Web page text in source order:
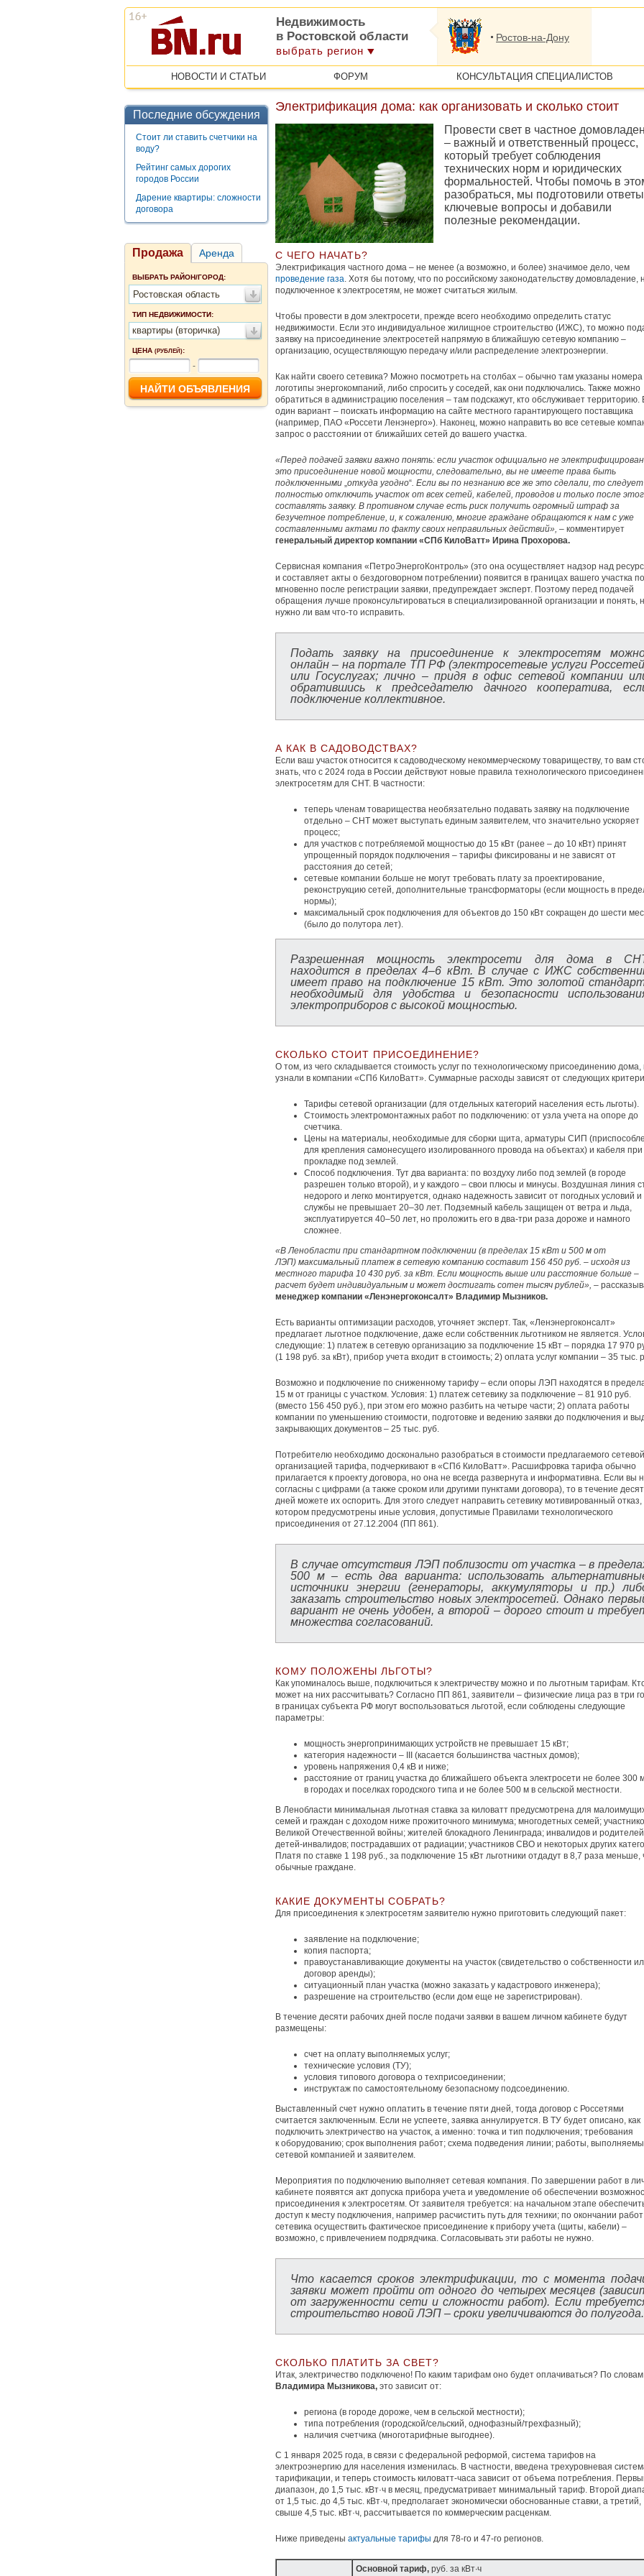
Недвижимость
в Ростовской области
выбрать регион
Ростов-на-Дону
НОВОСТИ И СТАТЬИ ФОРУМ КОНСУЛЬТАЦИЯ СПЕЦИАЛИСТОВ
Последние обсуждения
Стоит ли ставить счетчики на
воду?
Рейтинг самых дорогих
городов России
Дарение квартиры: сложности
договора
Продажа Аренда
ВЫБРАТЬ РАЙОН/ГОРОД:
Ростовская область
ТИП НЕДВИЖИМОСТИ:
квартиры (вторичка)
ЦЕНА (РУБЛЕЙ):
-
Электрификация дома: как организовать и сколько стоит
Провести свет в частное
– важный и ответственный процесс,
который требует соблюдения
технических норм и юридических
формальностей. Чтобы помочь в
разобраться, мы подготовили
ключевые вопросы и добавили
полезные рекомендации.
С ЧЕГО НАЧАТЬ?
Электрификация частного дома – не менее (а возможно, и более) значимое дело, чем
проведение газа. Хотя бы потому, что по российскому законодательству домовладение,
подключенное к электросетям, не может считаться жилым.
Чтобы провести в дом электросети, прежде всего необходимо определить статус
недвижимости. Если это индивидуальное жилищное строительство (ИЖС), то можно
заявку на присоединение электросетей напрямую в ближайшую сетевую компанию –
организацию, осуществляющую передачу и/или распределение электроэнергии.
Как найти своего сетевика? Можно посмотреть на столбах – обычно там указаны номера
логотипы энергокомпаний, либо спросить у соседей, как они подключались. Также можно
обратиться в администрацию поселения – там подскажут, кто обслуживает территорию.
один вариант – поискать информацию на сайте местного гарантирующего поставщика
(например, ПАО «Россети Ленэнерго»). Наконец, можно направить во все сетевые
запрос о расстоянии от ближайших сетей до вашего участка.
«Перед подачей заявки важно понять: если участок официально не
это присоединение новой мощности, следовательно, вы не имеете права быть
подключенными „откуда угодно“. Если вы по незнанию все же это сделали, то следует
полностью отключить участок от всех сетей, кабелей, проводов и только после
составлять заявку. В противном случае есть риск получить огромный штраф за
безучетное потребление, и, к сожалению, многие граждане обращаются к нам с уже
составленными актами по факту своих неправильных действий», – комментирует
генеральный директор компании «СПб КилоВатт» Ирина Прохорова.
Сервисная компания «ПетроЭнергоКонтроль» (это она осуществляет надзор над
и составляет акты о бездоговорном потреблении) появится в границах вашего участка
мгновенно после регистрации заявки, предупреждает эксперт. Поэтому перед подачей
обращения лучше проконсультироваться в специализированной организации и понять,
нужно ли вам что-то исправить.
Подать заявку на присоединение к электросетям
онлайн – на портале ТП РФ (электросетевые услуги
или Госуслугах; лично – придя в офис сетевой компании
обратившись к председателю дачного кооператива,
подключение коллективное.
А КАК В САДОВОДСТВАХ?
Если ваш участок относится к садоводческому некоммерческому товариществу, то вам
знать, что с 2024 года в России действуют новые правила технологического
электросетям для СНТ. В частности:
теперь членам товарищества необязательно подавать заявку на подключение
отдельно – СНТ может выступать единым заявителем, что значительно ускоряет
процесс;
для участков с потребляемой мощностью до 15 кВт (ранее – до 10 кВт) принят
упрощенный порядок подключения – тарифы фиксированы и не зависят от
расстояния до сетей;
сетевые компании больше не могут требовать плату за проектирование,
реконструкцию сетей, дополнительные трансформаторы (если мощность в
нормы);
максимальный срок подключения для объектов до 150 кВт сокращен до шести
(было до полутора лет).
Разрешенная мощность электросети для дома в
находится в пределах 4–6 кВт. В случае с ИЖС
имеет право на подключение 15 кВт. Это золотой
необходимый для удобства и безопасности
электроприборов с высокой мощностью.
СКОЛЬКО СТОИТ ПРИСОЕДИНЕНИЕ?
О том, из чего складывается стоимость услуг по технологическому присоединению
узнали в компании «СПб КилоВатт». Суммарные расходы зависят от следующих
Тарифы сетевой организации (для отдельных категорий населения есть льготы).
Стоимость электромонтажных работ по подключению: от узла учета на опоре до
счетчика.
Цены на материалы, необходимые для сборки щита, арматуры СИП
для крепления самонесущего изолированного провода на объектах) и кабеля при
прокладке под землей.
Способ подключения. Тут два варианта: по воздуху либо под землей (в городе
разрешен только второй), и у каждого – свои плюсы и минусы. Воздушная линия
недорого и легко монтируется, однако надежность зависит от погодных условий и
службы не превышает 20–30 лет. Подземный кабель защищен от ветра и льда,
эксплуатируется 40–50 лет, но проложить его в два-три раза дороже и намного
сложнее.
«В Ленобласти при стандартном подключении (в пределах 15 кВт и 500 м от
ЛЭП) максимальный платеж в сетевую компанию составит 156 450 руб. – исходя из
местного тарифа 10 430 руб. за кВт. Если мощность выше или расстояние больше –
расчет будет индивидуальным и может достигать сотен тысяч рублей», –
менеджер компании «Ленэнергоконсалт» Владимир Мызников.
Есть варианты оптимизации расходов, уточняет эксперт. Так, «Ленэнергоконсалт»
предлагает льготное подключение, даже если собственник льготником не является.
следующие: 1) платеж в сетевую организацию за подключение 15 кВт – порядка 17 970
(1 198 руб. за кВт), прибор учета входит в стоимость; 2) оплата услуг компании – 35 тыс.
Возможно и подключение по сниженному тарифу – если опоры ЛЭП находятся в
15 м от границы с участком. Условия: 1) платеж сетевику за подключение – 81 910 руб.
(вместо 156 450 руб.), при этом его можно разбить на четыре части; 2) оплата работы
компании по уменьшению стоимости, подготовке и ведению заявки до подключения и
закрывающих документов – 25 тыс. руб.
Потребителю необходимо досконально разобраться в стоимости предлагаемого сетевой
организацией тарифа, подчеркивают в «СПб КилоВатт». Расшифровка тарифа обычно
прилагается к проекту договора, но она не всегда развернута и информативна. Если вы
согласны с цифрами (а также сроком или другими пунктами договора), то в течение
дней можете их оспорить. Для этого следует направить сетевику мотивированный отказ,
котором предусмотрены иные условия, допустимые Правилами технологического
присоединения от 27.12.2004 (ПП 861).
В случае отсутствия ЛЭП поблизости от участка – в
500 м – есть два варианта: использовать
источники энергии (генераторы, аккумуляторы и пр.)
заказать строительство новых электросетей. Однако
вариант не очень удобен, а второй – дорого стоит и
множества согласований.
КОМУ ПОЛОЖЕНЫ ЛЬГОТЫ?
Как упоминалось выше, подключиться к электричеству можно и по льготным тарифам.
может на них рассчитывать? Согласно ПП 861, заявители – физические лица раз в три
в границах субъекта РФ могут воспользоваться льготой, если соблюдены следующие
параметры:
мощность энергопринимающих устройств не превышает 15 кВт;
категория надежности – III (касается большинства частных домов);
уровень напряжения 0,4 кВ и ниже;
расстояние от границ участка до ближайшего объекта электросети не более 300
в городах и поселках городского типа и не более 500 м в сельской местности.
В Ленобласти минимальная льготная ставка за киловатт предусмотрена для
семей и граждан с доходом ниже прожиточного минимума; многодетных семей;
Великой Отечественной войны; жителей блокадного Ленинграда; инвалидов и родителей
детей-инвалидов; пострадавших от радиации; участников СВО и некоторых других
Платя по ставке 1 198 руб., за подключение 15 кВт льготники отдадут в 8,7 раза меньше,
обычные граждане.
КАКИЕ ДОКУМЕНТЫ СОБРАТЬ?
Для присоединения к электросетям заявителю нужно приготовить следующий пакет:
заявление на подключение;
копия паспорта;
правоустанавливающие документы на участок (свидетельство о собственности
договор аренды);
ситуационный план участка (можно заказать у кадастрового инженера);
разрешение на строительство (если дом еще не зарегистрирован).
В течение десяти рабочих дней после подачи заявки в вашем личном кабинете будут
размещены:
счет на оплату выполняемых услуг;
технические условия (ТУ);
условия типового договора о техприсоединении;
инструктаж по самостоятельному безопасному подсоединению.
Выставленный счет нужно оплатить в течение пяти дней, тогда договор с Россетями
считается заключенным. Если не успеете, заявка аннулируется. В ТУ будет описано, как
подключить электричество на участок, а именно: точка и тип подключения; требования
к оборудованию; срок выполнения работ; схема подведения линии; работы,
сетевой компанией и заявителем.
Мероприятия по подключению выполняет сетевая компания. По завершении работ в
кабинете появятся акт допуска прибора учета и уведомление об обеспечении
присоединения к электросетям. От заявителя требуется: на начальном этапе
доступ к месту подключения, например расчистить путь для техники; по окончании работ
сетевика осуществить фактическое присоединение к прибору учета (щиты, кабели) –
возможно, с привлечением подрядчика. Согласовывать эти работы не нужно.
Что касается сроков электрификации, то с момента
заявки может пройти от одного до четырех месяцев
от загруженности сети и сложности работ). Если
строительство новой ЛЭП – сроки увеличиваются до полугода.
СКОЛЬКО ПЛАТИТЬ ЗА СВЕТ?
Итак, электричество подключено! По каким тарифам оно будет оплачиваться? По словам
Владимира Мызникова, это зависит от:
региона (в городе дороже, чем в сельской местности);
типа потребления (городской/сельский, однофазный/трехфазный);
наличия счетчика (многотарифные выгоднее).
С 1 января 2025 года, в связи с федеральной реформой, система тарифов на
электроэнергию для населения изменилась. В частности, введена трехуровневая
тарификации, и теперь стоимость киловатт-часа зависит от объема потребления.
диапазон, до 1,5 тыс. кВт·ч в месяц, предусматривает минимальный тариф. Второй
от 1,5 тыс. до 4,5 тыс. кВт·ч, предполагает экономически обоснованные ставки, а третий,
свыше 4,5 тыс. кВт·ч, рассчитывается по коммерческим расценкам.
Ниже приведены актуальные тарифы для 78-го и 47-го регионов.
Основной тариф, руб. за кВт∙ч